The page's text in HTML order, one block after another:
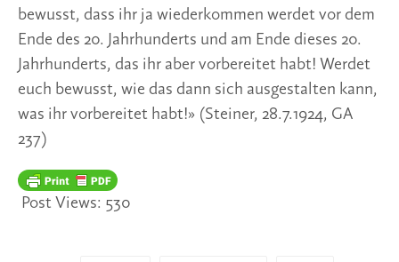
bewusst, dass ihr ja wiederkommen werdet vor dem
Ende des 20. Jahrhunderts und am Ende dieses 20.
Jahrhunderts, das ihr aber vorbereitet habt! Werdet
euch bewusst, wie das dann sich ausgestalten kann,
was ihr vorbereitet habt!» (Steiner, 28.7.1924, GA
237)
Post Views: 530